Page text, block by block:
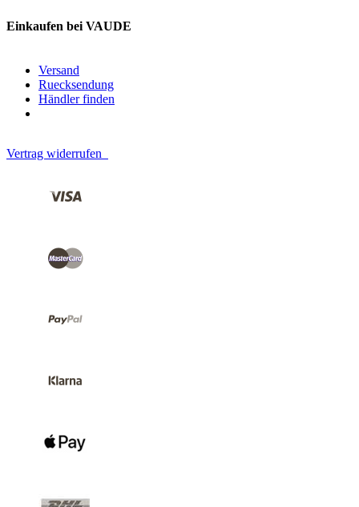
Einkaufen bei VAUDE
Versand
Ruecksendung
Händler finden
Vertrag widerrufen